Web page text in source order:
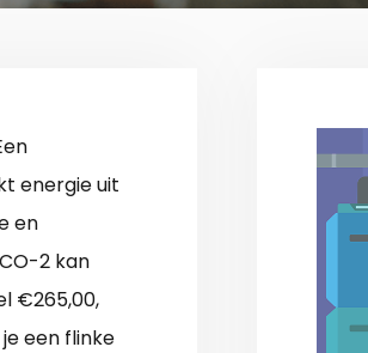
energie uit
en
2 kan
€265,00,
een flinke